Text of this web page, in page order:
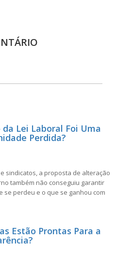
da Lei Laboral Foi Uma
Perdida?
sindicatos, a proposta de alteração
também não conseguiu garantir
se perdeu e o que se ganhou com
Estão Prontas Para a